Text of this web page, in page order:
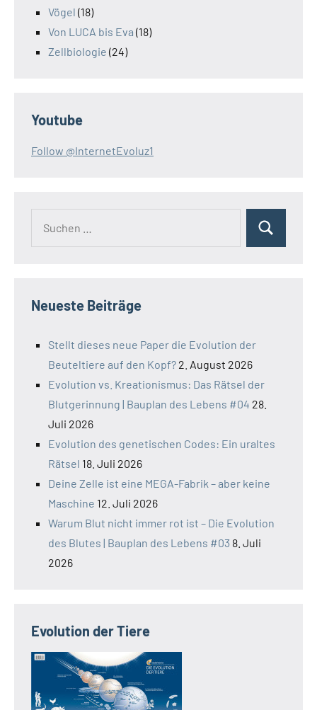
Vögel (18)
Von LUCA bis Eva (18)
Zellbiologie (24)
Youtube
Follow @InternetEvoluz1
Suchen
Neueste Beiträge
Stellt dieses neue Paper die Evolution der
Beuteltiere auf den Kopf? 2. August 2026
Evolution vs. Kreationismus: Das Rätsel der
Blutgerinnung | Bauplan des Lebens #04 28.
Juli 2026
Evolution des genetischen Codes: Ein uraltes
Rätsel 18. Juli 2026
Deine Zelle ist eine MEGA-Fabrik – aber keine
Maschine 12. Juli 2026
Warum Blut nicht immer rot ist – Die Evolution
des Blutes | Bauplan des Lebens #03 8. Juli
2026
Evolution der Tiere